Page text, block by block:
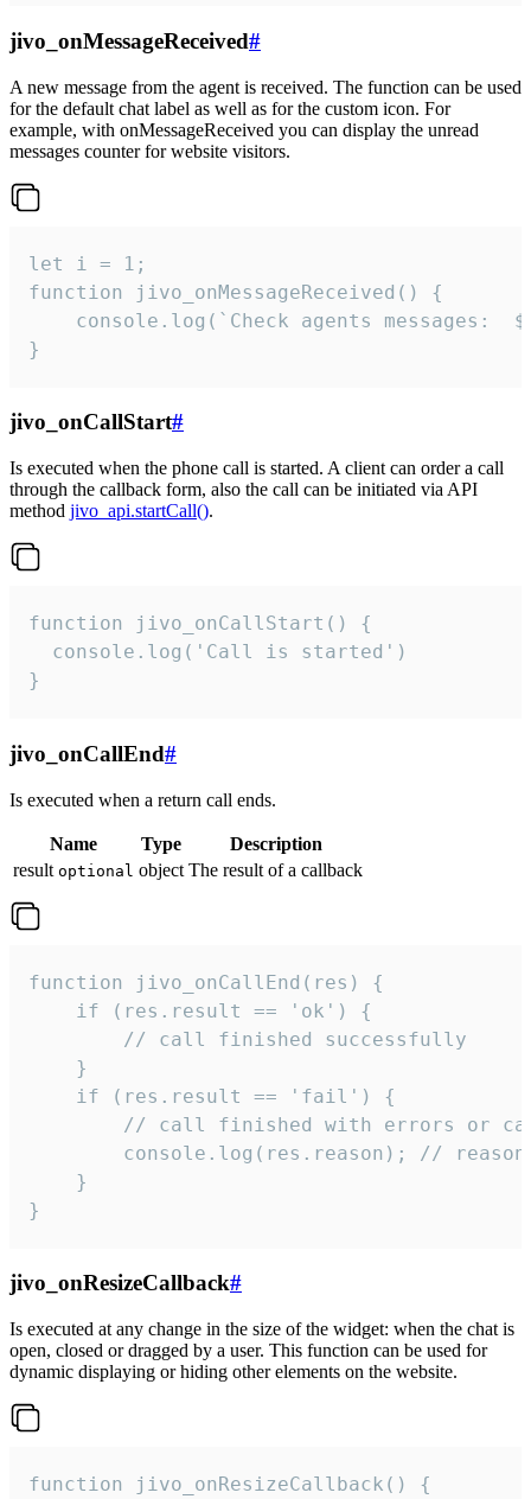
jivo_onMessageReceived#
A new message from the agent is received. The function can be used
for the default chat label as well as for the custom icon. For
example, with onMessageReceived you can display the unread
messages counter for website visitors.
let i = 1;
function jivo_onMessageReceived() {
}
jivo_onCallStart#
Is executed when the phone call is started. A client can order a call
through the callback form, also the call can be initiated via API
method jivo_api.startCall().
function jivo_onCallStart() {
  console.log('Call is started')
}
jivo_onCallEnd#
Is executed when a return call ends.
Name Type
Description
result optional object The result of a callback
function jivo_onCallEnd(res) {
    if (res.result == 'ok') {
        // call finished successfully
    }
    if (res.result == 'fail') {
// call finished with errors or
console.log(res.reason); //
    }
}
jivo_onResizeCallback#
Is executed at any change in the size of the widget: when the chat is
open, closed or dragged by a user. This function can be used for
dynamic displaying or hiding other elements on the website.
function jivo_onResizeCallback() {